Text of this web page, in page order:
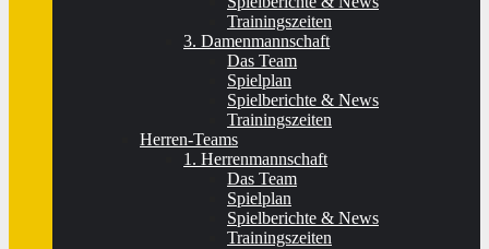
Trainingszeiten
3. Damenmannschaft
Das Team
Spielplan
Spielberichte & News
Trainingszeiten
Herren-Teams
1. Herrenmannschaft
Das Team
Spielplan
Spielberichte & News
Trainingszeiten